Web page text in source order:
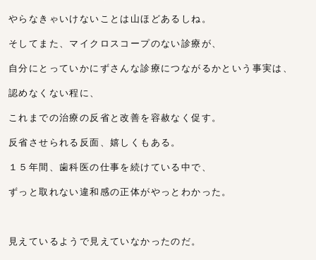
やらなきゃいけないことは山ほどあるしね。
そしてまた、マイクロスコープのない診療が、
自分にとっていかにずさんな診療につながるかという事実は、
認めなくない程に、
これまでの治療の反省と改善を容赦なく促す。
反省させられる反面、嬉しくもある。
１５年間、歯科医の仕事を続けている中で、
ずっと取れない違和感の正体がやっとわかった。
見えているようで見えていなかったのだ。